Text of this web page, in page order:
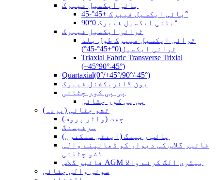
بائی ایکسیل فیبرک
بائی ایکسیل فیبرک +45°-45°
بائی ایکسیل فیبرک 0°90°
ٹرائی ایکسیل فیبرک
ٹرائی ایکسیل فیبرک طول بلد
ٹرائی ایکسیل(0°+45°-45°)
Triaxial Fabric Transverse Trixial
(+45°90°-45°)
Quartaxial(0°/+45°/90°/-45°)
یون ڈائریکشنل فیبرک
پی پی کور چٹائی
پی پی کور چٹائی
ٹشو چٹائی (پردہ)
چھت (واٹر پروف)
سرفیسنگ
پائپ ریپنگ (اینٹی سنکنرن)
فائبر گلاس کی دیوار کو ڈھانپنے والی
ٹشو چٹائی
فائبر گلاس AGM بیٹری الگ کرنے والا
سوئی والی چٹائی